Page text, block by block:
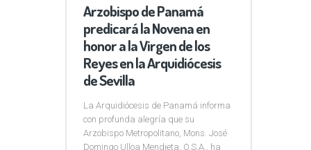
Arzobispo de Panamá
predicará la Novena en
honor a la Virgen de los
Reyes en la Arquidiócesis
de Sevilla
La Arquidiócesis de Panamá informa
con profunda alegría que su
Arzobispo Metropolitano, Mons. José
Domingo Ulloa Mendieta, O.S.A., ha